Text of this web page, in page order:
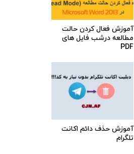
آموزش فعال کردن حالت
مطالعه درشب فایل های
PDF
آموزش حذف دائم اکانت
تلگرام